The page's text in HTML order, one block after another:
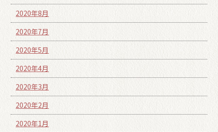
2020年8月
2020年7月
2020年5月
2020年4月
2020年3月
2020年2月
2020年1月